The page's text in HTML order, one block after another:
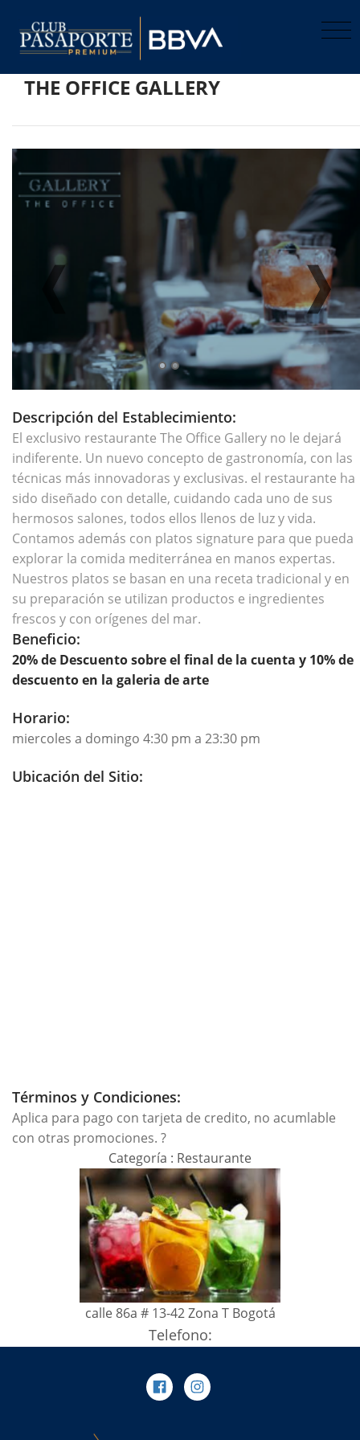
THE OFFICE GALLERY
Descripción del Establecimiento:
El exclusivo restaurante The Office Gallery no le dejará
indiferente. Un nuevo concepto de gastronomía, con las
técnicas más innovadoras y exclusivas. el restaurante ha
sido diseñado con detalle, cuidando cada uno de sus
hermosos salones, todos ellos llenos de luz y vida.
Contamos además con platos signature para que pueda
explorar la comida mediterránea en manos expertas.
Nuestros platos se basan en una receta tradicional y en
su preparación se utilizan productos e ingredientes
frescos y con orígenes del mar.
Beneficio:
20% de Descuento sobre el final de la cuenta y 10% de
descuento en la galeria de arte
Horario:
miercoles a domingo 4:30 pm a 23:30 pm
Ubicación del Sitio:
Términos y Condiciones:
Aplica para pago con tarjeta de credito, no acumlable
con otras promociones. ?
Categoría : Restaurante
calle 86a # 13-42 Zona T Bogotá
Telefono: